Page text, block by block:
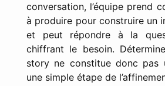
conversation, l’équipe prend
à produire pour construire un
et peut répondre à la
chiffrant le besoin.
story ne constitue donc pas
une simple étape de